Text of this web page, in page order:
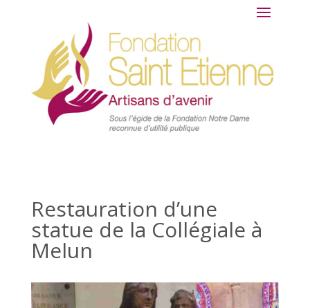
Restauration d’une
statue de la Collégiale à
Melun